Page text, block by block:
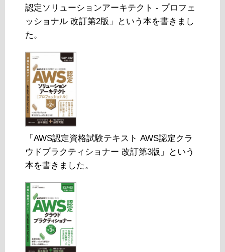
認定ソリューションアーキテクト - プロフェ
ッショナル 改訂第2版」という本を書きまし
た。
「AWS認定資格試験テキスト AWS認定クラ
ウドプラクティショナー 改訂第3版」という
本を書きました。